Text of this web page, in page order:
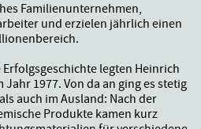
Familienunternehmen,
und erzielen jährlich einen
legten Heinrich
1977. Von da an ging es stetig
auch im Ausland: Nach der
Produkte kamen kurz